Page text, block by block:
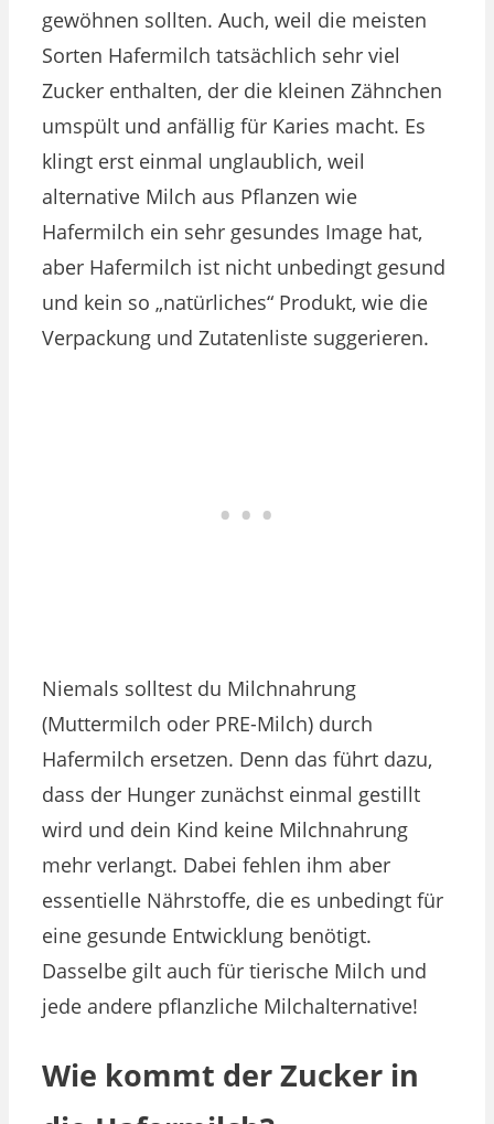
gewöhnen sollten. Auch, weil die meisten
Sorten Hafermilch tatsächlich sehr viel
Zucker enthalten, der die kleinen Zähnchen
umspült und anfällig für Karies macht. Es
klingt erst einmal unglaublich, weil
alternative Milch aus Pflanzen wie
Hafermilch ein sehr gesundes Image hat,
aber Hafermilch ist nicht unbedingt gesund
und kein so „natürliches“ Produkt, wie die
Verpackung und Zutatenliste suggerieren.
Niemals solltest du Milchnahrung
(Muttermilch oder PRE-Milch) durch
Hafermilch ersetzen. Denn das führt dazu,
dass der Hunger zunächst einmal gestillt
wird und dein Kind keine Milchnahrung
mehr verlangt. Dabei fehlen ihm aber
essentielle Nährstoffe, die es unbedingt für
eine gesunde Entwicklung benötigt.
Dasselbe gilt auch für tierische Milch und
jede andere pflanzliche Milchalternative!
Wie kommt der Zucker in